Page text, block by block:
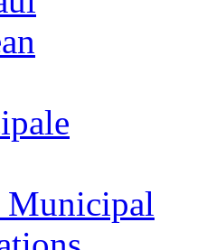
Municipal